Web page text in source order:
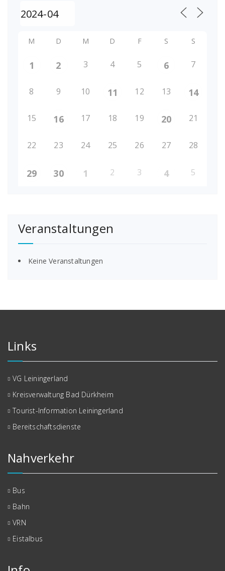
M D M D F S S
1 2 3 4 5 6 7
8 9 10 11 12 13 14
15 16 17 18 19 20 21
22 23 24 25 26 27 28
29 30 1 2 3 4 5
Veranstaltungen
Keine Veranstaltungen
Links
VG Leiningerland
Kreisverwaltung Bad Dürkheim
Tourist-Information Leiningerland
Bereitschaftsdienste
Nahverkehr
Bus
Bahn
VRN
Eistalbus